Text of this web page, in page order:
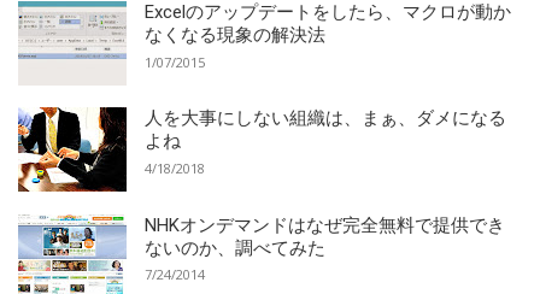
Excelのアップデートをしたら、マクロが動か
なくなる現象の解決法
1/07/2015
人を大事にしない組織は、まぁ、ダメになる
よね
4/18/2018
NHKオンデマンドはなぜ完全無料で提供でき
ないのか、調べてみた
7/24/2014